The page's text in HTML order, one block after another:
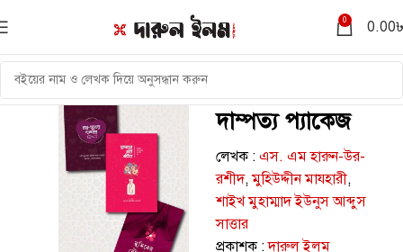
0 0.00
দাম্পত্য প্যাকেজ
লেখক :এস. এম হারুন-উর-
রশীদ,মুহিউদ্দীন মাযহারী,
শাইখ মুহাম্মাদ ইউনুস আব্দুস
সাত্তার
প্রকাশক :দারুল ইলম